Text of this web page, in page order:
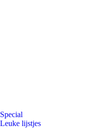
Special
Leuke lijstjes